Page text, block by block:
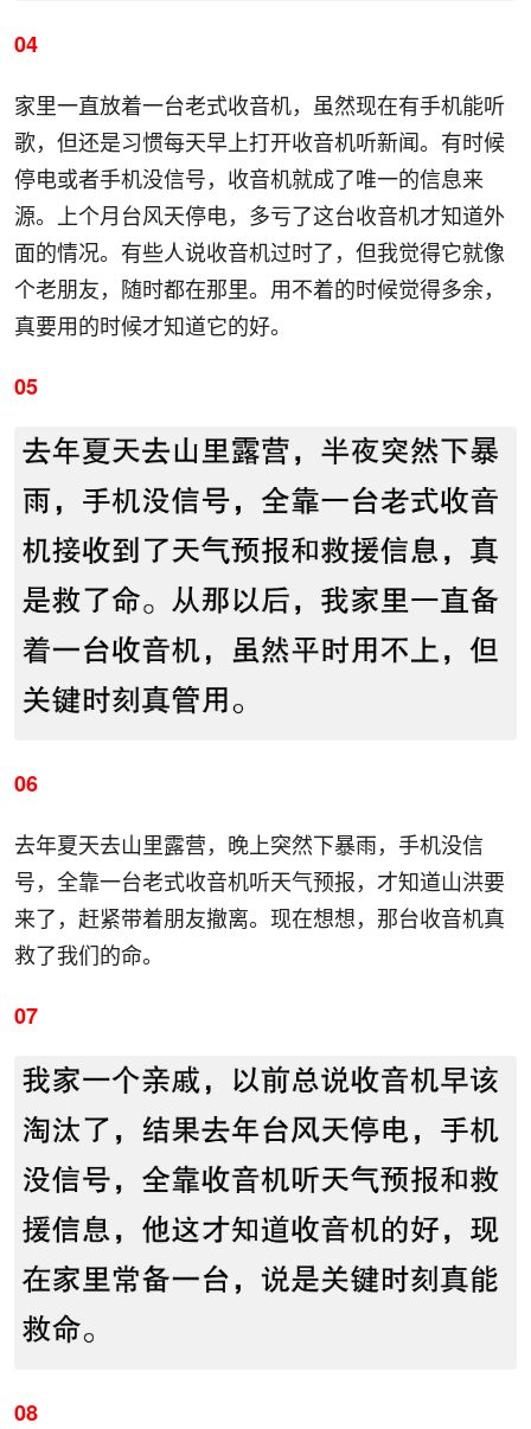
04
家里一直放着一台老式收音机，虽然现在有手机能听
歌，但还是习惯每天早上打开收音机听新闻。有时候
停电或者手机没信号，收音机就成了唯一的信息来
源。上个月台风天停电，多亏了这台收音机才知道外
面的情况。有些人说收音机过时了，但我觉得它就像
个老朋友，随时都在那里。用不着的时候觉得多余，
真要用的时候才知道它的好。
05
06
去年夏天去山里露营，晚上突然下暴雨，手机没信
号，全靠一台老式收音机听天气预报，才知道山洪要
来了，赶紧带着朋友撤离。现在想想，那台收音机真
救了我们的命。
07
08